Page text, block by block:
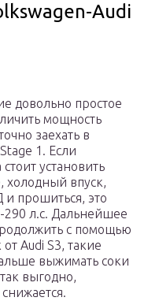
Audi
довольно простое
мощность
заехать в
1. Если
установить
холодный впуск,
прошиться, это
290 л.с. Дальнейшее
с помощью
Audi S3, такие
выжимать соки
выгодно,